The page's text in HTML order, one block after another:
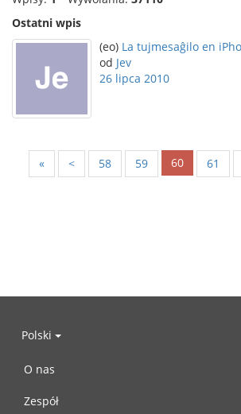
Ostatni wpis
(eo) La tujmesaĝilo en
od Jev
26 lipca 2010
« < 58 59 60 61
Polski
O nas
Zespół